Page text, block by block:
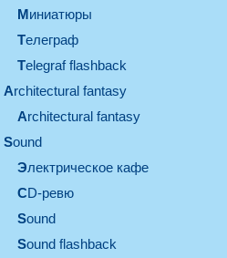
миниатюры
телеграф
Telegraf flashback
architectural fantasy
architectural fantasy
sound
электрическое кафе
CD-ревю
sound
Sound flashback